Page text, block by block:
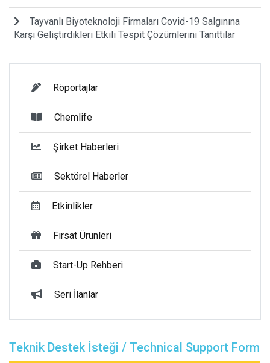
Tayvanlı Biyoteknoloji Firmaları Covid-19 Salgınına
Karşı Geliştirdikleri Etkili Tespit Çözümlerini Tanıttılar
Röportajlar
Chemlife
Şirket Haberleri
Sektörel Haberler
Etkinlikler
Fırsat Ürünleri
Start-Up Rehberi
Seri İlanlar
Teknik Destek İsteği / Technical Support Form